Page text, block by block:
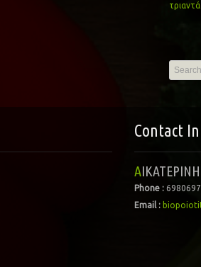
Search
for:
Contact
Phone :
Email :